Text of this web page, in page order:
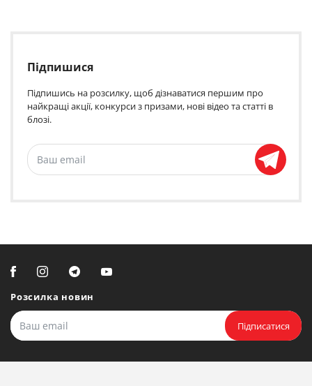
Підпишися
Підпишись на розсилку, щоб дізнаватися першим про
найкращі акції, конкурси з призами, нові відео та статті в
блозі.
Розсилка новин
Підписатися